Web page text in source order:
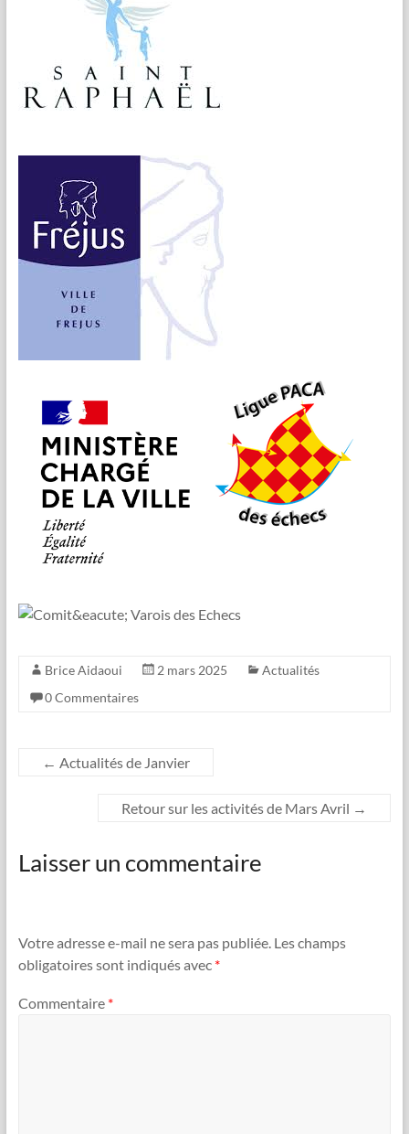
Brice Aidaoui 2 mars 2025
Actualités
0 Commentaires
← Actualités de Janvier
Retour sur les activités de Mars Avril →
Laisser un commentaire
Votre adresse e-mail ne sera pas publiée. Les champs
obligatoires sont indiqués avec *
Commentaire *